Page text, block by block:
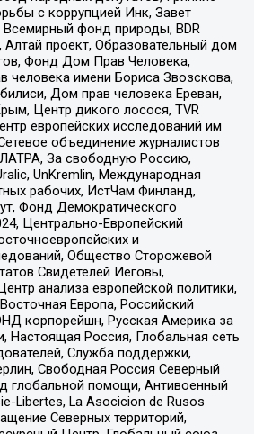
с коррупцией Инк, Завет
Всемирный фонд природы, BDR
Алтай проект, Образовательный дом
Фонд Дом Прав Человека,
человека имени Бориса Звозскова,
Дом прав человека Ереван,
Центр дикого лосося, TVR
европейских исследований им
объединение журналистов
За свободную Россию,
UnKremlin, Международная
рабочих, ИстЧам Финланд,
Фонд Демократического
Центрально-Европейский
и
Общество Сторожевой
Свидетелей Иеговы,
анализа европейской политики,
Европа, Российский
корпорейшн, Русская Америка за
Настоящая Россия, Глобальная сеть
Служба поддержки,
Свободная Россия Северный
глобальной помощи, Антивоенный
Libertes, La Asocicion de Rusos
Северных территорий,